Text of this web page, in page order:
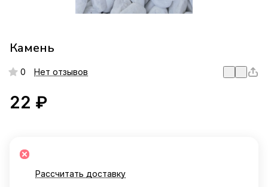
Камень
0 Нет отзывов
22 ₽
Рассчитать доставку